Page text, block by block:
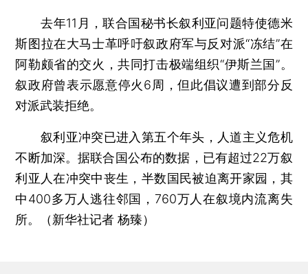
去年11月，联合国秘书长叙利亚问题特使德米
斯图拉在大马士革呼吁叙政府军与反对派“冻结”在
阿勒颇省的交火，共同打击极端组织“伊斯兰国”。
叙政府曾表示愿意停火6周，但此倡议遭到部分反
对派武装拒绝。
叙利亚冲突已进入第五个年头，人道主义危机
不断加深。据联合国公布的数据，已有超过22万叙
利亚人在冲突中丧生，半数国民被迫离开家园，其
中400多万人逃往邻国，760万人在叙境内流离失
所。（新华社记者 杨臻）